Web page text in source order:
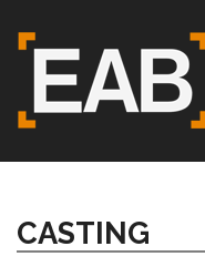
CASTING